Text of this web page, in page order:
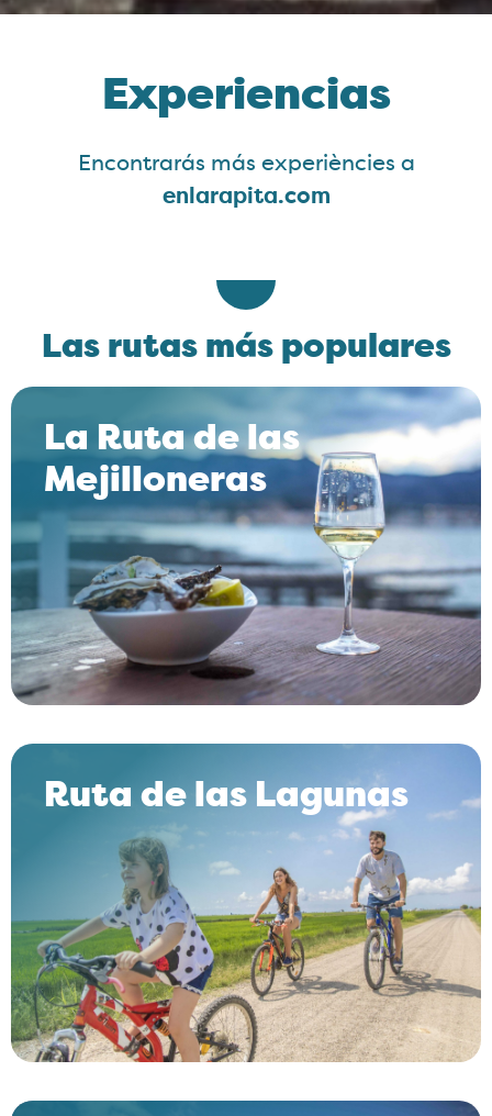
Experiencias
Encontrarás más experiències a
enlarapita.com
Las rutas más populares
La Ruta de las
Mejilloneras
Ruta de las Lagunas